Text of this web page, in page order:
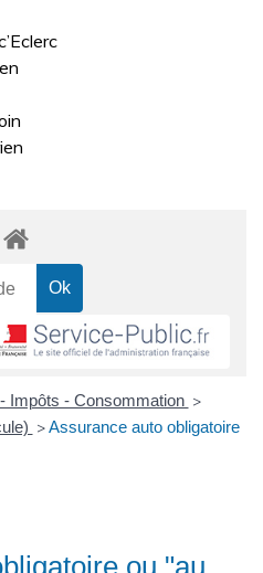
Impôts - Consommation >
> Assurance auto obligatoire